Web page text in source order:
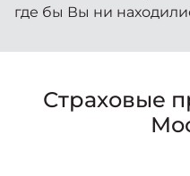
от 3
Страховые программы
где бы Вы ни
Страховые